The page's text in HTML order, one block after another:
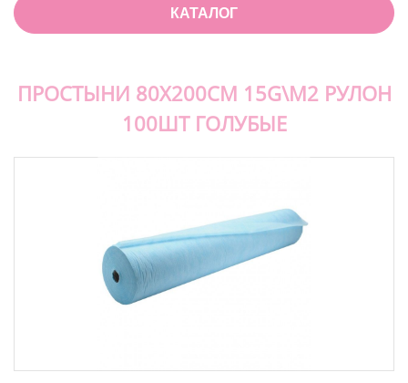
КАТАЛОГ
ПРОСТЫНИ 80Х200CM 15G\M2 РУЛОН
100ШТ ГОЛУБЫЕ